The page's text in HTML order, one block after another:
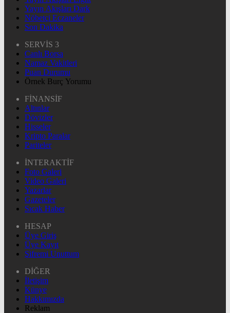
Yayın Akışları Dark
Nöbetçi Eczaneler
Son Dakika
SERVİS 3
Canlı Borsa
Namaz Vakitleri
Puan Durumu
Örnek Burç Yorumu
FİNANSİF
Altınlar
Dövizler
Hisseler
Kripto Paralar
Pariteler
İNTERAKTİF
Foto Galeri
Video Galeri
Yazarlar
Gazeteler
Sıcak Haber
HESAP
Üye Giriş
Üye Kayıt
Şifremi Unuttum
DİĞER
İletişim
Künye
Hakkımızda
Reklam